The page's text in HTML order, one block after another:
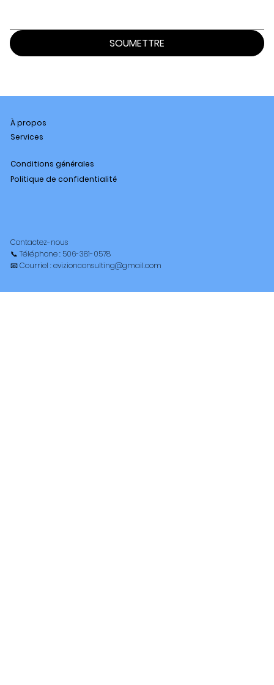
SOUMETTRE
À propos
Services
Conditions générales
Politique de confidentialité
Contactez-nous
📞 Téléphone : 506-381-0578
📧 Courriel : evizionconsulting@gmail.com